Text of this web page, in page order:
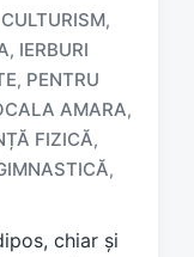
CULTURISM,
, IERBURI
, PENTRU
AMARA,
FIZICĂ,
,
chiar și